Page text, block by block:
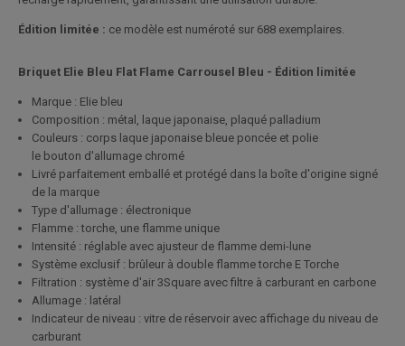
Édition limitée : ce modèle est numéroté sur 688 exemplaires.
Briquet Elie Bleu Flat Flame Carrousel Bleu - Édition limitée
Marque : Elie bleu
Composition : métal, laque japonaise, plaqué palladium
Couleurs : corps laque japonaise bleue poncée et polie
le bouton d'allumage chromé
Livré parfaitement emballé et protégé dans la boîte d'origine signé
de la marque
Type d'allumage : électronique
Flamme : torche, une flamme unique
Intensité : réglable avec ajusteur de flamme demi-lune
Système exclusif : brûleur à double flamme torche E Torche
Filtration : système d'air 3Square avec filtre à carburant en carbone
Allumage : latéral
Indicateur de niveau : vitre de réservoir avec affichage du niveau de
carburant